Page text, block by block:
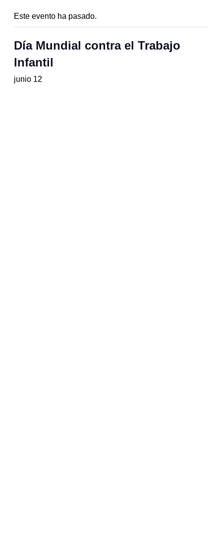
Este evento ha pasado.
Día Mundial contra el Trabajo
Infantil
junio 12